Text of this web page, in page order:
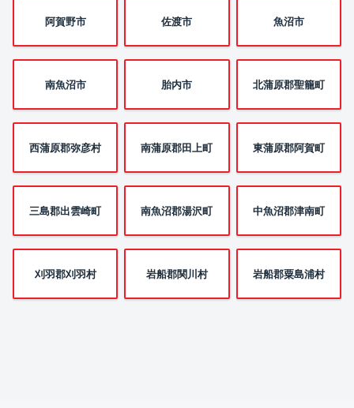
阿賀野市 佐渡市 魚沼市
南魚沼市 胎内市 北蒲原郡聖籠町
西蒲原郡弥彦村 南蒲原郡田上町 東蒲原郡阿賀町
三島郡出雲崎町 南魚沼郡湯沢町 中魚沼郡津南町
刈羽郡刈羽村 岩船郡関川村 岩船郡粟島浦村